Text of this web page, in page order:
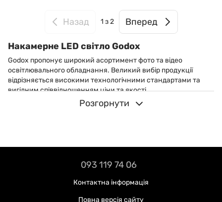
Назад 1 з 2 Вперед
Накамерне LED світло Godox
Godox пропонує широкий асортимент фото та відео
освітлювального обладнання. Великий вибір продукції
відрізняється високими технологічними стандартами та
вигідним співвідношенням ціни та якості.
Відкрийте для себе широкий асортимент освітлювальних
Вас також може зацікавити:
LED прожектори (LED моноблоки) Godox
LED панелі Godox
Розгорнути
093 119 74 06
Контактна інформація
Повна версія сайту